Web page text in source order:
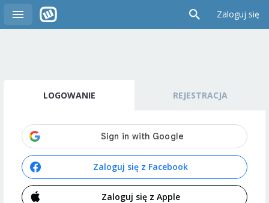
Zaloguj się
LOGOWANIE REJESTRACJA
Zaloguj się z Facebook
Zaloguj się z Apple